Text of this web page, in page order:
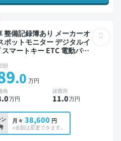
ポットモニター デジタルイ
マートキー ETC 電動バッ
額
.0 万円
格
.0万円
諸費用
11.0万円
ン
月々 38,600 円
※金額は変更できます。